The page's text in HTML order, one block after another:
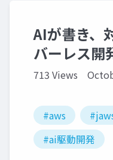
AIが書き、
バーレス開
713 Views
#aws
#ai駆動開発